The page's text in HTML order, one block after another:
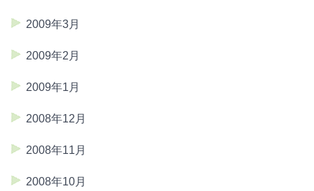
2009年3月
2009年2月
2009年1月
2008年12月
2008年11月
2008年10月